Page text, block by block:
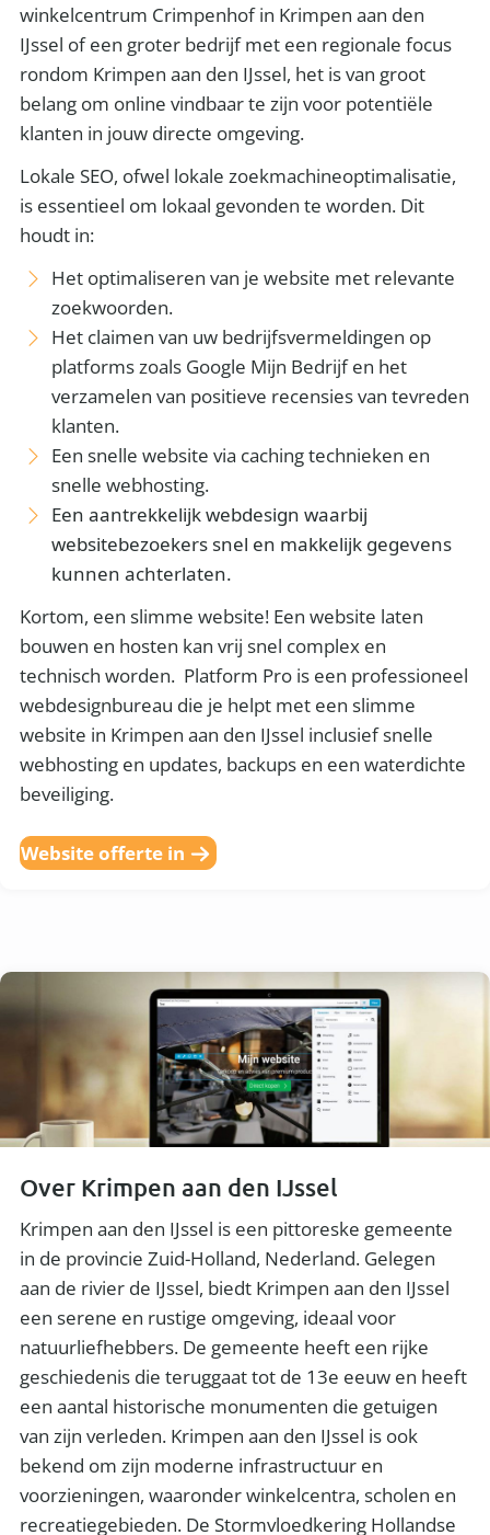
winkelcentrum Crimpenhof in Krimpen aan den
IJssel of een groter bedrijf met een regionale focus
rondom Krimpen aan den IJssel, het is van groot
belang om online vindbaar te zijn voor potentiële
klanten in jouw directe omgeving.
Lokale SEO, ofwel lokale zoekmachineoptimalisatie,
is essentieel om lokaal gevonden te worden. Dit
houdt in:
Het optimaliseren van je website met relevante
zoekwoorden.
Het claimen van uw bedrijfsvermeldingen op
platforms zoals Google Mijn Bedrijf en het
verzamelen van positieve recensies van tevreden
klanten.
Een snelle website via caching technieken en
snelle webhosting.
Een aantrekkelijk webdesign waarbij
websitebezoekers snel en makkelijk gegevens
kunnen achterlaten.
Kortom, een slimme website! Een website laten
bouwen en hosten kan vrij snel complex en
technisch worden. Platform Pro is een professioneel
webdesignbureau die je helpt met een slimme
website in Krimpen aan den IJssel inclusief snelle
webhosting en updates, backups en een waterdichte
beveiliging.
Website offerte in
Over Krimpen aan den IJssel
Krimpen aan den IJssel is een pittoreske gemeente
in de provincie Zuid-Holland, Nederland. Gelegen
aan de rivier de IJssel, biedt Krimpen aan den IJssel
een serene en rustige omgeving, ideaal voor
natuurliefhebbers. De gemeente heeft een rijke
geschiedenis die teruggaat tot de 13e eeuw en heeft
een aantal historische monumenten die getuigen
van zijn verleden. Krimpen aan den IJssel is ook
bekend om zijn moderne infrastructuur en
voorzieningen, waaronder winkelcentra, scholen en
recreatiegebieden. De Stormvloedkering Hollandse